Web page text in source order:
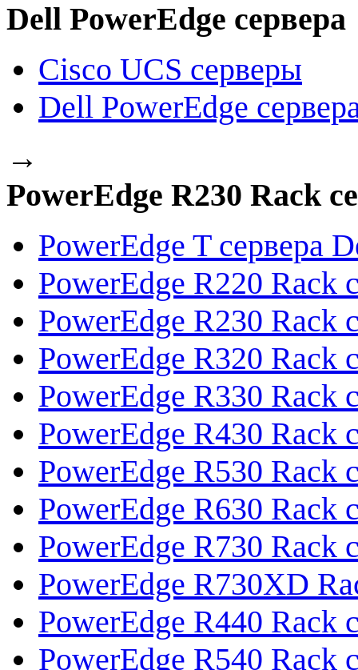
Dell PowerEdge сервера
Cisco UCS серверы
Dell PowerEdge
→
PowerEdge R230 Rack
PowerEdge T сервера
PowerEdge R220 Rack
PowerEdge R230 Rack
PowerEdge R320 Rack
PowerEdge R330 Rack
PowerEdge R430 Rack
PowerEdge R530 Rack
PowerEdge R630 Rack
PowerEdge R730 Rack
PowerEdge R730XD
PowerEdge R440 Rack
PowerEdge R540 Rack